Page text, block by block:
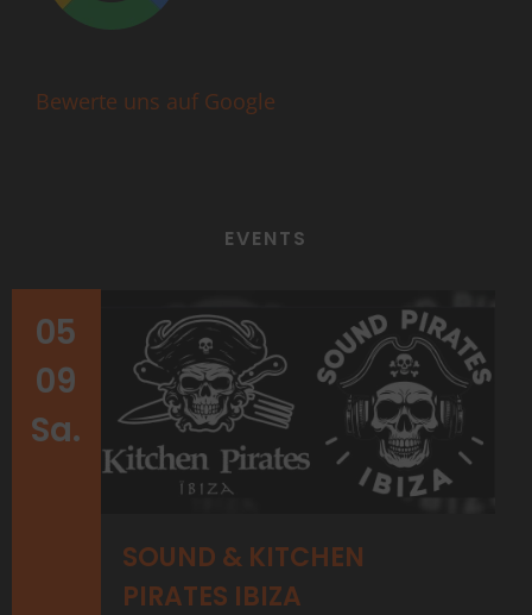
EVENTS
SOUND & KITCHEN
PIRATES IBIZA
05
09
Sa.
Bewerte uns auf Google